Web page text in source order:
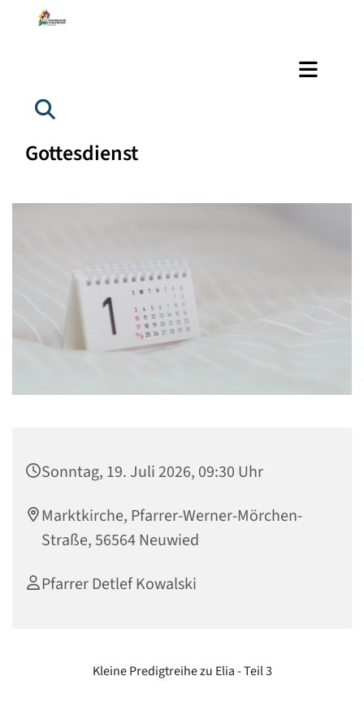
Gottesdienst
Sonntag, 19. Juli 2026, 09:30 Uhr
Marktkirche, Pfarrer-Werner-Mörchen-
Straße, 56564 Neuwied
Pfarrer Detlef Kowalski
Kleine Predigtreihe zu Elia - Teil 3